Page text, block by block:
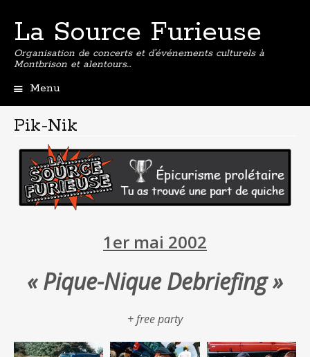
La Source Furieuse
Organisation de concerts et d’événements culturels à
Montbrison et alentours…
Menu
contenu
principal
Pik-Nik
1er mai 2002
« Pique-Nique Debriefing »
+ free party